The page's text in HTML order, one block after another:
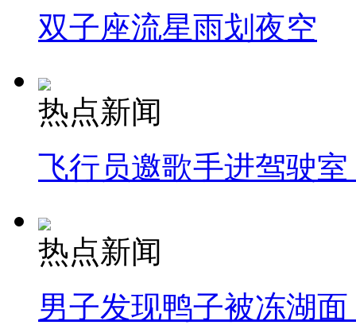
双子座流星雨划夜空
热点新闻
飞行员邀歌手进驾驶
热点新闻
男子发现鸭子被冻湖